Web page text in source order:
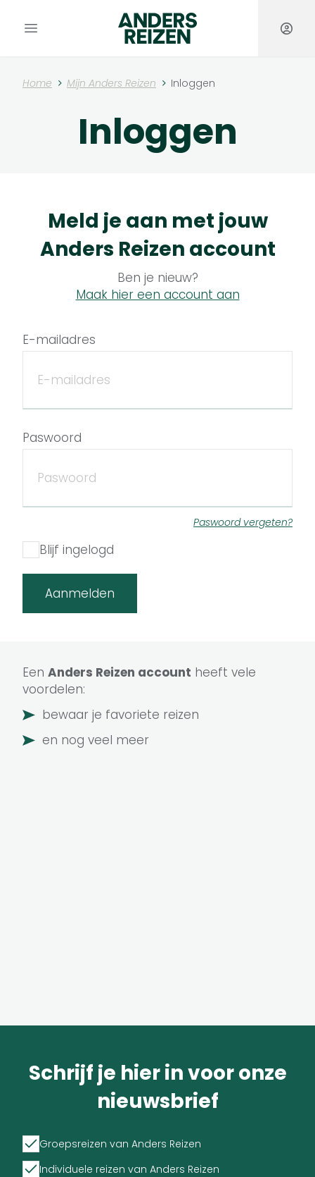
Open hoofdmenu
Anders Reizen
Home Mijn Anders Reizen Inloggen
Inloggen
Meld je aan met jouw
Anders Reizen account
Ben je nieuw?
Maak hier een account aan
E-mailadres
Paswoord
Paswoord vergeten?
Blijf ingelogd
Aanmelden
Een Anders Reizen account heeft vele
voordelen:
bewaar je favoriete reizen
en nog veel meer
Schrijf je hier in voor onze
nieuwsbrief
Groepsreizen van Anders Reizen
Individuele reizen van Anders Reizen